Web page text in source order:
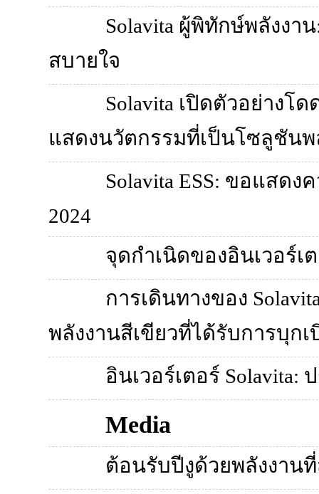
Solavita ผู้พิทักษ์พลังงา
สบายใจ
Solavita เปิดตัวอย่างโด
แสดงนวัตกรรมที่เป็นโซลูชันพ
Solavita ESS: ขอแสด
2024
จุดกำเนิดของอินเวอร์เ
การเดินทางของ
พลังงานสีเขียวที่ได้รับการบุกเ
อินเวอร์เตอร์ Solavita:
Media
ต้อนรับปีงูด้วยพลังงาน